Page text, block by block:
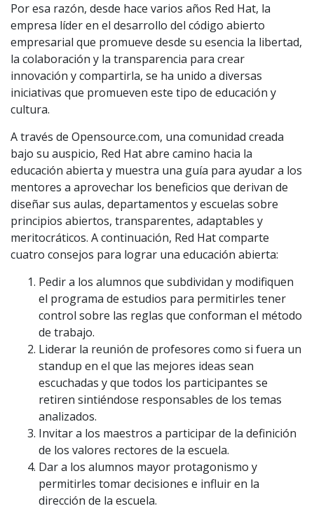
Por esa razón, desde hace varios años Red Hat, la
empresa líder en el desarrollo del código abierto
empresarial que promueve desde su esencia la libertad,
la colaboración y la transparencia para crear
innovación y compartirla, se ha unido a diversas
iniciativas que promueven este tipo de educación y
cultura.
A través de Opensource.com, una comunidad creada
bajo su auspicio, Red Hat abre camino hacia la
educación abierta y muestra una guía para ayudar a los
mentores a aprovechar los beneficios que derivan de
diseñar sus aulas, departamentos y escuelas sobre
principios abiertos, transparentes, adaptables y
meritocráticos. A continuación, Red Hat comparte
cuatro consejos para lograr una educación abierta:
Pedir a los alumnos que subdividan y modifiquen
el programa de estudios para permitirles tener
control sobre las reglas que conforman el método
de trabajo.
Liderar la reunión de profesores como si fuera un
standup en el que las mejores ideas sean
escuchadas y que todos los participantes se
retiren sintiéndose responsables de los temas
analizados.
Invitar a los maestros a participar de la definición
de los valores rectores de la escuela.
Dar a los alumnos mayor protagonismo y
permitirles tomar decisiones e influir en la
dirección de la escuela.